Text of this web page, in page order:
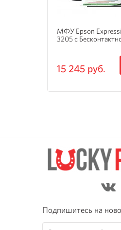
МФУ Epson
3205 с
15 245 руб.
Подпишитесь на